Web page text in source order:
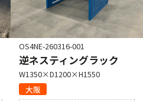
OS4NE-260316-001
逆ネスティングラック
W1350×D1200×H1550
大阪